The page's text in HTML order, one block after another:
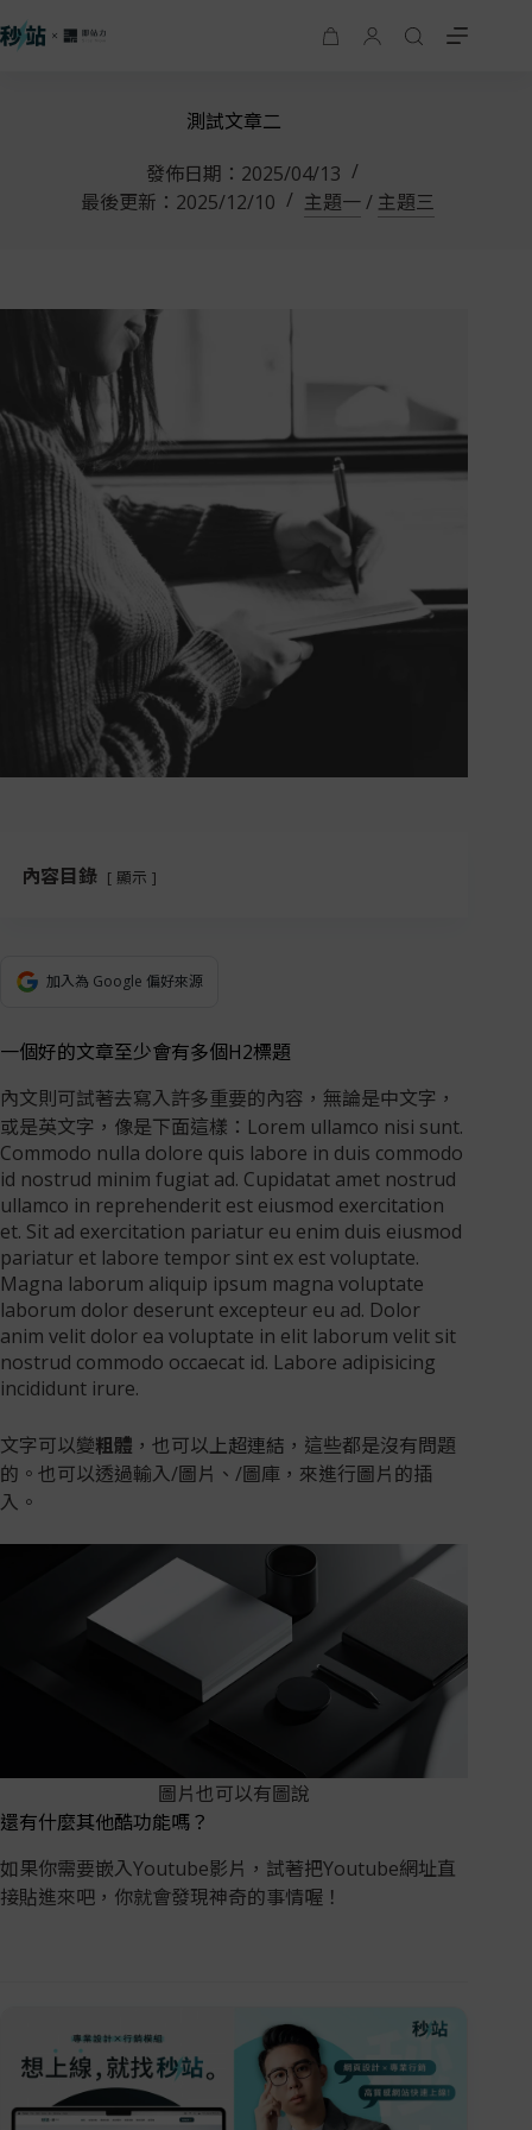
測試文章二
發佈日期： 2025/04/13
最後更新： 2025/12/10 主題一/ 主題三
內容目錄 顯示
加入為 Google 偏好來源
一個好的文章至少會有多個H2標題
內文則可試著去寫入許多重要的內容，無論是中文字，
或是英文字，像是下面這樣：Lorem ullamco nisi sunt.
Commodo nulla dolore quis labore in duis commodo
id nostrud minim fugiat ad. Cupidatat amet nostrud
ullamco in reprehenderit est eiusmod exercitation
et. Sit ad exercitation pariatur eu enim duis eiusmod
pariatur et labore tempor sint ex est voluptate.
Magna laborum aliquip ipsum magna voluptate
laborum dolor deserunt excepteur eu ad. Dolor
anim velit dolor ea voluptate in elit laborum velit sit
nostrud commodo occaecat id. Labore adipisicing
incididunt irure.
文字可以變粗體 ，也可以上超連結 ，這些都是沒有問題
的。也可以透過輸入/圖片、/圖庫，來進行圖片的插
入。
圖片也可以有圖說
還有什麼其他酷功能嗎？
如果你需要嵌入Youtube影片，試著把Youtube網址直
接貼進來吧，你就會發現神奇的事情喔！